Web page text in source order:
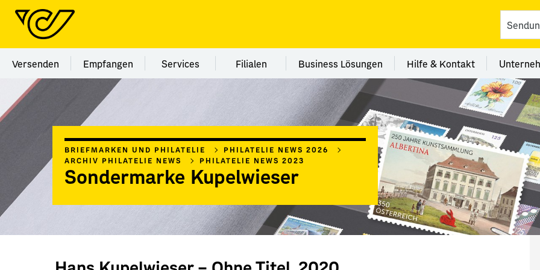
Menü Kategorie Versenden
Versenden Menü Kategorie Empfangen
Empfangen Menü Kategorie Services
Services Menü Kategorie Filialen
Filialen Menü Kategorie Business Lösungen
Business Lösungen Menü Kategorie Hilfe
Hilfe & Kontakt
BRIEFMARKEN UND PHILATELIE
PHILATELIE NEWS 2026
ARCHIV PHILATELIE NEWS
PHILATELIE NEWS 2023
Sondermarke Kupelwieser